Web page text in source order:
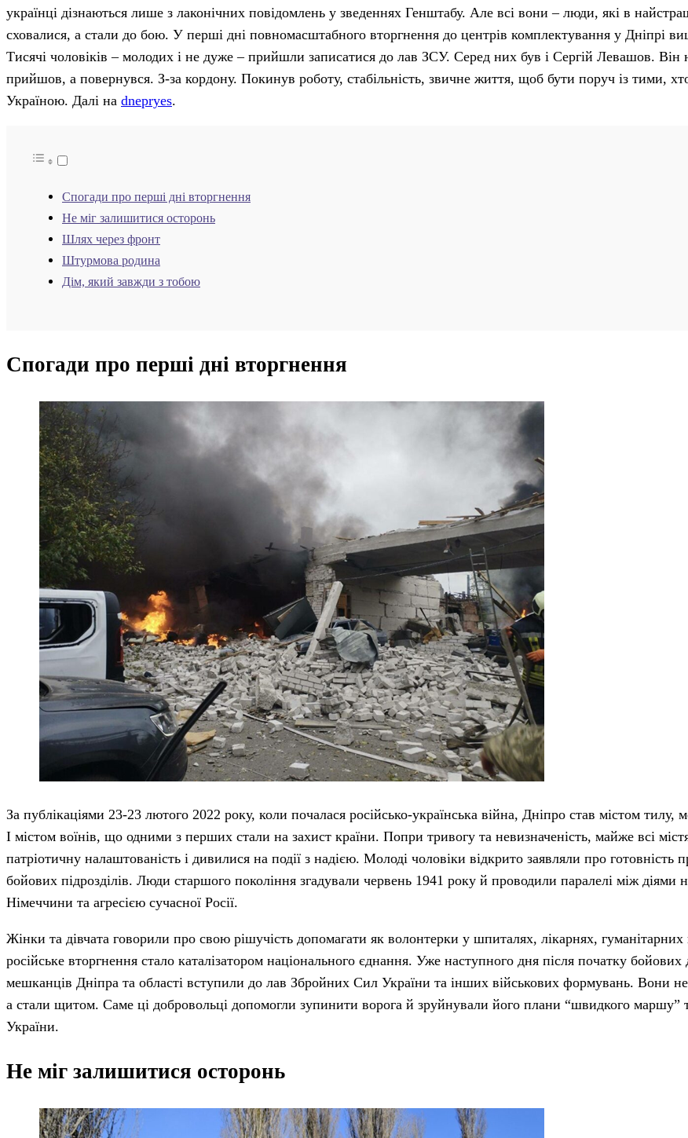
українці дізнаються лише з лаконічних повідомлень у зведеннях Генштабу. Але всі вони – люди, які в
сховалися, а стали до бою. У перші дні повномасштабного вторгнення до центрів комплектування у Дніпрі
Тисячі чоловіків – молодих і не дуже – прийшли записатися до лав ЗСУ. Серед них був і Сергій Левашов. Він
прийшов, а повернувся. З-за кордону. Покинув роботу, стабільність, звичне життя, щоб бути поруч із тими,
Україною. Далі на dnepryes.
Спогади про перші дні вторгнення
Не міг залишитися осторонь
Шлях через фронт
Штурмова родина
Дім, який завжди з тобою
Спогади про перші дні вторгнення
За публікаціями 23-23 лютого 2022 року, коли почалася російсько-українська війна, Дніпро став містом тилу,
І містом воїнів, що одними з перших стали на захист країни. Попри тривогу та невизначеність, майже всі
патріотичну налаштованість і дивилися на події з надією. Молоді чоловіки відкрито заявляли про готовність
бойових підрозділів. Люди старшого покоління згадували червень 1941 року й проводили паралелі між діями
Німеччини та агресією сучасної Росії.
Жінки та дівчата говорили про свою рішучість допомагати як волонтерки у шпиталях, лікарнях,
російське вторгнення стало каталізатором національного єднання. Уже наступного дня після початку
мешканців Дніпра та області вступили до лав Збройних Сил України та інших військових формувань. Вони
а стали щитом. Саме ці добровольці допомогли зупинити ворога й зруйнували його плани “швидкого маршу”
України.
Не міг залишитися осторонь